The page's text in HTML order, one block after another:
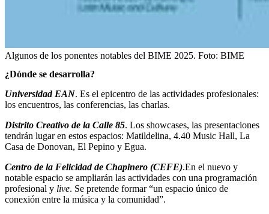
Algunos de los ponentes notables del BIME 2025. Foto: BIME
¿Dónde se desarrolla?
Universidad EAN. Es el epicentro de las actividades profesionales:
los encuentros, las conferencias, las charlas.
Distrito Creativo de la Calle 85. Los showcases, las presentaciones
tendrán lugar en estos espacios: Matildelina, 4.40 Music Hall, La
Casa de Donovan, El Pepino y Egua.
Centro de la Felicidad de Chapinero (CEFE).En el nuevo y
notable espacio se ampliarán las actividades con una programación
profesional y live. Se pretende formar “un espacio único de
conexión entre la música y la comunidad”.